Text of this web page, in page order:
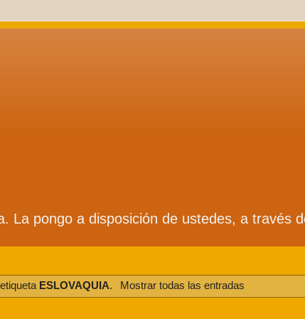
La pongo a disposición de ustedes, a través
ESLOVAQUIA. Mostrar todas las entradas